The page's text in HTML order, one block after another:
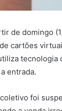
de domingo
cartões
entrada.
foi